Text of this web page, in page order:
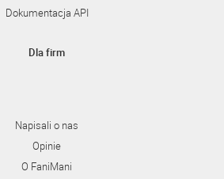
Dokumentacja API
Dla firm
Napisali o nas
Opinie
O FaniMani